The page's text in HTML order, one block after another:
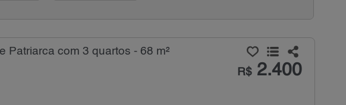
Patriarca com 3 quartos - 68 m²
R$2.400